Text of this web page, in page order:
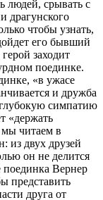
людей, срывать с
драгунского
чтобы узнать,
его бывший
заходит
поединке.
«в ужасе
и дружба
симпатию
«держать
читаем в
из двух друзей
он не делится
Вернер
представить
друга от